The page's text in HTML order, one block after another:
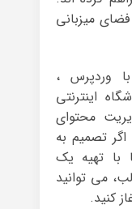
میزبانی
وردپرس ،
اینترنتی
محتوای
تصمیم به
با تهیه یک
می توانید
کنید.